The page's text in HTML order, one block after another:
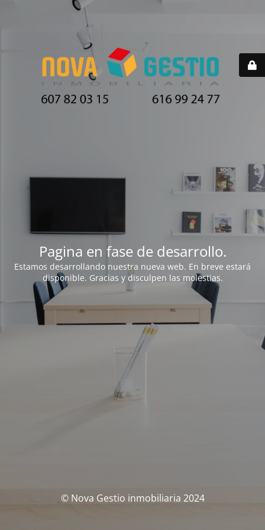
Pagina en fase de desarrollo.
Estamos desarrollando nuestra nueva web. En breve estará
disponible. Gracias y disculpen las molestias.
© Nova Gestio inmobiliaria 2024